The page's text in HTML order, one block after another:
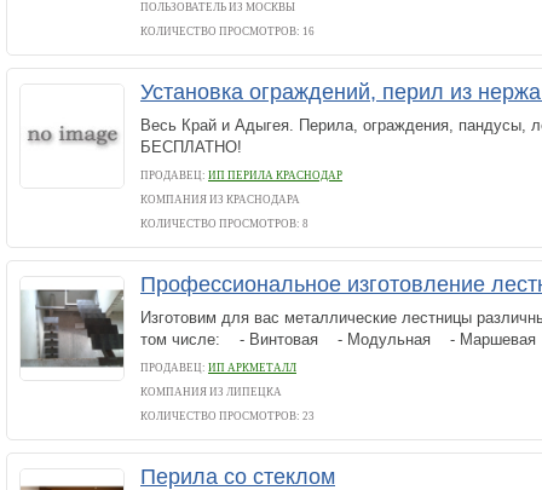
ПОЛЬЗОВАТЕЛЬ ИЗ МОСКВЫ
КОЛИЧЕСТВО ПРОСМОТРОВ: 16
Установка ограждений, перил из
Весь Край и Адыгея. Перила, ограждения, пандусы,
БЕСПЛАТНО!
ПРОДАВЕЦ: ИП ПЕРИЛА КРАСНОДАР
КОМПАНИЯ ИЗ КРАСНОДАРА
КОЛИЧЕСТВО ПРОСМОТРОВ: 8
Профессиональное изготовление
Изготовим для вас металлические лестницы
том числе: - Винтовая - Модульная -
ПРОДАВЕЦ: ИП АРКМЕТАЛЛ
КОМПАНИЯ ИЗ ЛИПЕЦКА
КОЛИЧЕСТВО ПРОСМОТРОВ: 23
Перила со стеклом